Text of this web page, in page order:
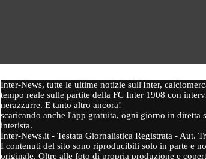
Inter-News, tutte le ultime notizie sull'Inter,
tempo reale sulle partite della FC Inter 1908 con
nerazzurre. E tanto altro ancora!
scaricando anche l'app gratuita, ogni giorno in diretta
interista.
Inter-News.it - Testata Giornalistica Registrata - Aut.
I contenuti del sito sono riproducibili solo in parte e
originale. Oltre alle foto di propria produzione e